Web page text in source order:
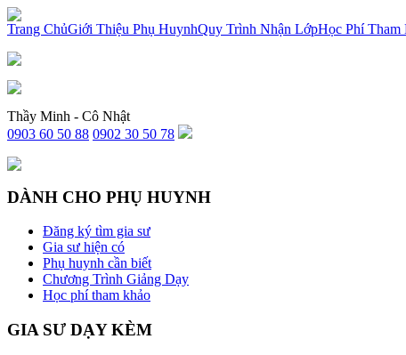
x
Trang ChủGiới Thiệu Phụ HuynhQuy Trình Nhận LớpHọc Phí Tham
Thầy Minh - Cô Nhật
0903 60 50 88 0902 30 50 78
DÀNH CHO PHỤ HUYNH
Đăng ký tìm gia sư
Gia sư hiện có
Phụ huynh cần biết
Chương Trình Giảng Dạy
Học phí tham khảo
GIA SƯ DẠY KÈM